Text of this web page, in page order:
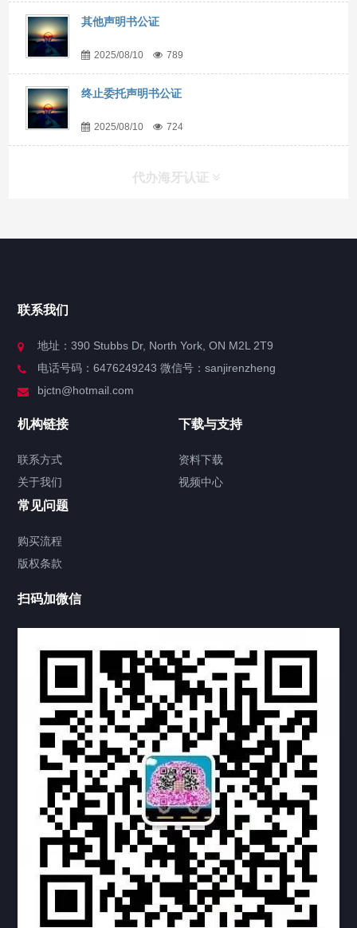
其他声明书公证
2025/08/10 789
终止委托声明书公证
2025/08/10 724
代办海牙认证
服务分类
签署类文件海牙认证程序费用
视频中心
上海东方公证处海牙认证
上海黄浦公证处海牙认证
上海临港公证处海牙认证
上海卢湾公证处海牙认证
上海嘉定公证处海牙认证
上海宝山公证处海牙认证
上海奉贤公证处海牙认证
联系我们
地址：390 Stubbs Dr, North York, ON M2L 2T9
电话号码：6476249243 微信号：sanjirenzheng
bjctn@hotmail.com
机构链接
联系方式
关于我们
下载与支持
资料下载
视频中心
常见问题
购买流程
版权条款
扫码加微信